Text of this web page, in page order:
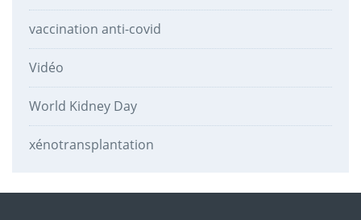
vaccination anti-covid
Vidéo
World Kidney Day
xénotransplantation